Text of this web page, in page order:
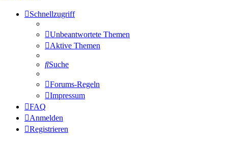
Schnellzugriff
Unbeantwortete Themen
Aktive Themen
Suche
Forums-Regeln
Impressum
FAQ
Anmelden
Registrieren